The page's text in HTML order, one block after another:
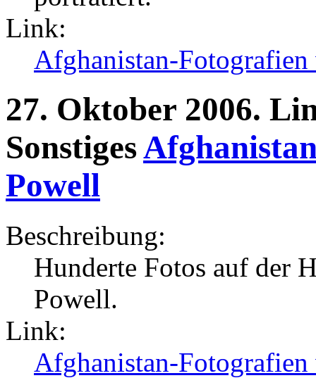
Link:
Afghanistan-
27. Oktober 2006.
Sonstiges
Powell
Beschreibung:
Hunderte Fotos auf der
Powell.
Link:
Afghanistan-